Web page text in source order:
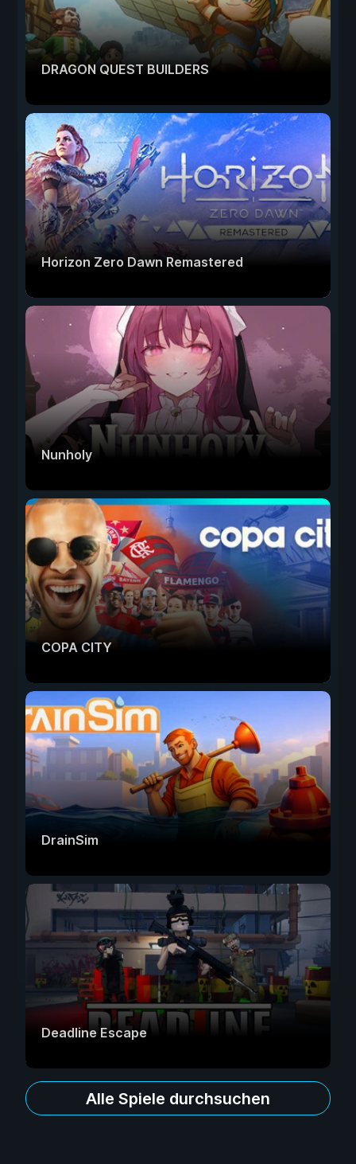
DRAGON QUEST BUILDERS
Horizon Zero Dawn Remastered
Nunholy
COPA CITY
DrainSim
Deadline Escape
Alle Spiele durchsuchen